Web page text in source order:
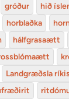
gróður
hið
horblaðka
hálfgrasaætt
Landgræðsla